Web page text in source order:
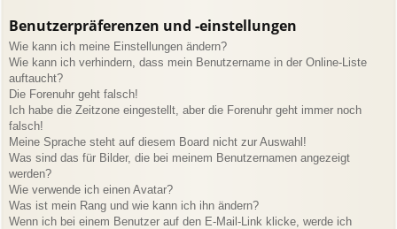
Benutzerpräferenzen und -einstellungen
Wie kann ich meine Einstellungen ändern?
Wie kann ich verhindern, dass mein Benutzername in der Online-Liste
auftaucht?
Die Forenuhr geht falsch!
Ich habe die Zeitzone eingestellt, aber die Forenuhr geht immer noch
falsch!
Meine Sprache steht auf diesem Board nicht zur Auswahl!
Was sind das für Bilder, die bei meinem Benutzernamen angezeigt
werden?
Wie verwende ich einen Avatar?
Was ist mein Rang und wie kann ich ihn ändern?
Wenn ich bei einem Benutzer auf den E-Mail-Link klicke, werde ich